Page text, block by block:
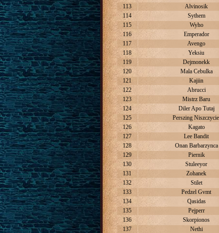
113
Alvinosik
114
Sythem
115
Wyho
116
Emperador
117
Avengo
118
Yeksiu
119
Dejmonekk
120
Mala Cebulka
121
Kajiin
122
Abrucci
123
Mistrz Baru
124
Diler Apo Tutaj
125
Perszing
126
Kagato
127
Lee Bandit
128
Onan Barbarzynca
129
Piernik
130
Stuleeyor
131
Zohanek
132
Stilet
133
Pedzel Gvmt
134
Qasidas
135
Pejperr
136
Skorpionos
137
Nethi